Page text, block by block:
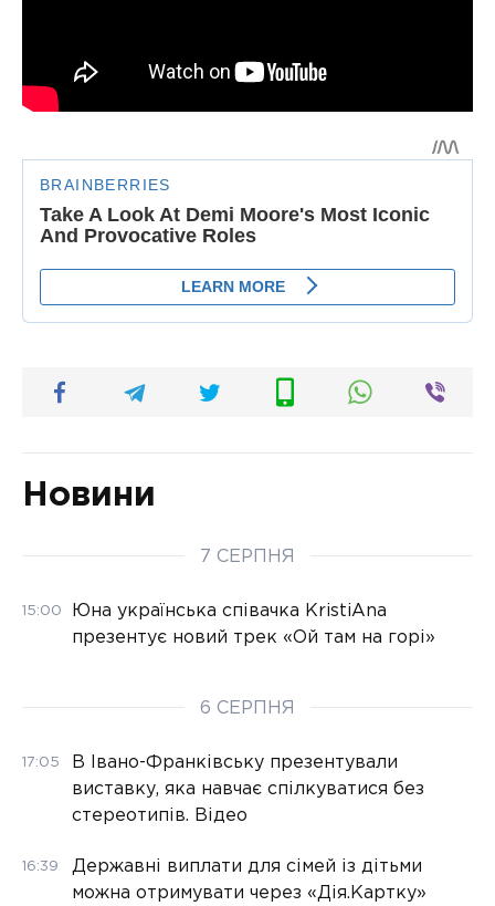
Новини
7 СЕРПНЯ
15:00
Юна українська співачка KristiAna
презентує новий трек «Ой там на горі»
6 СЕРПНЯ
17:05
В Івано-Франківську презентували
виставку, яка навчає спілкуватися без
стереотипів. Відео
16:39
Державні виплати для сімей із дітьми
можна отримувати через «Дія.Картку»